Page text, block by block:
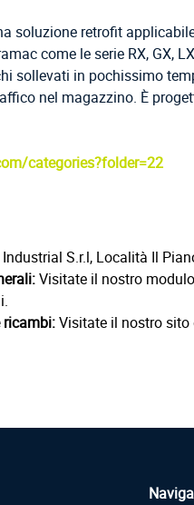
soluzione retrofit
come le serie RX, GX,
sollevati in pochissimo
nel magazzino. È
categories?folder=22
Industrial S.r.l, Località Il
Visitate il nostro
ricambi:Visitate il nostro